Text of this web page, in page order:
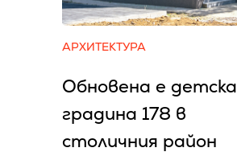
АРХИТЕКТУРА
Обновена е детска
градина 178 в
столичния район